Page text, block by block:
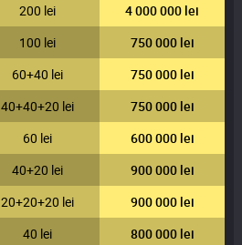
200 lei
4 000 000 lei
100 lei
750 000 lei
60+40 lei
750 000 lei
40+40+20 lei
750 000 lei
60 lei
600 000 lei
40+20 lei
900 000 lei
20+20+20 lei
900 000 lei
40 lei
800 000 lei